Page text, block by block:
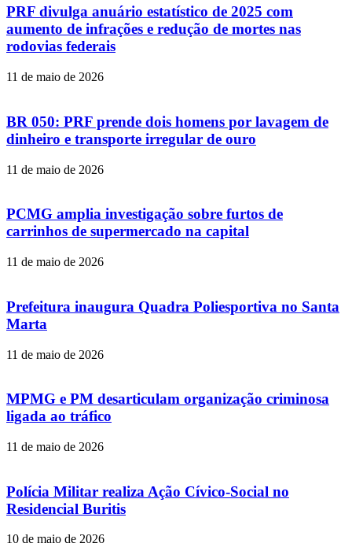
PRF divulga anuário estatístico de 2025 com
aumento de infrações e redução de mortes nas
rodovias federais
11 de maio de 2026
BR 050: PRF prende dois homens por lavagem de
dinheiro e transporte irregular de ouro
11 de maio de 2026
PCMG amplia investigação sobre furtos de
carrinhos de supermercado na capital
11 de maio de 2026
Prefeitura inaugura Quadra Poliesportiva no Santa
Marta
11 de maio de 2026
MPMG e PM desarticulam organização criminosa
ligada ao tráfico
11 de maio de 2026
Polícia Militar realiza Ação Cívico-Social no
Residencial Buritis
10 de maio de 2026